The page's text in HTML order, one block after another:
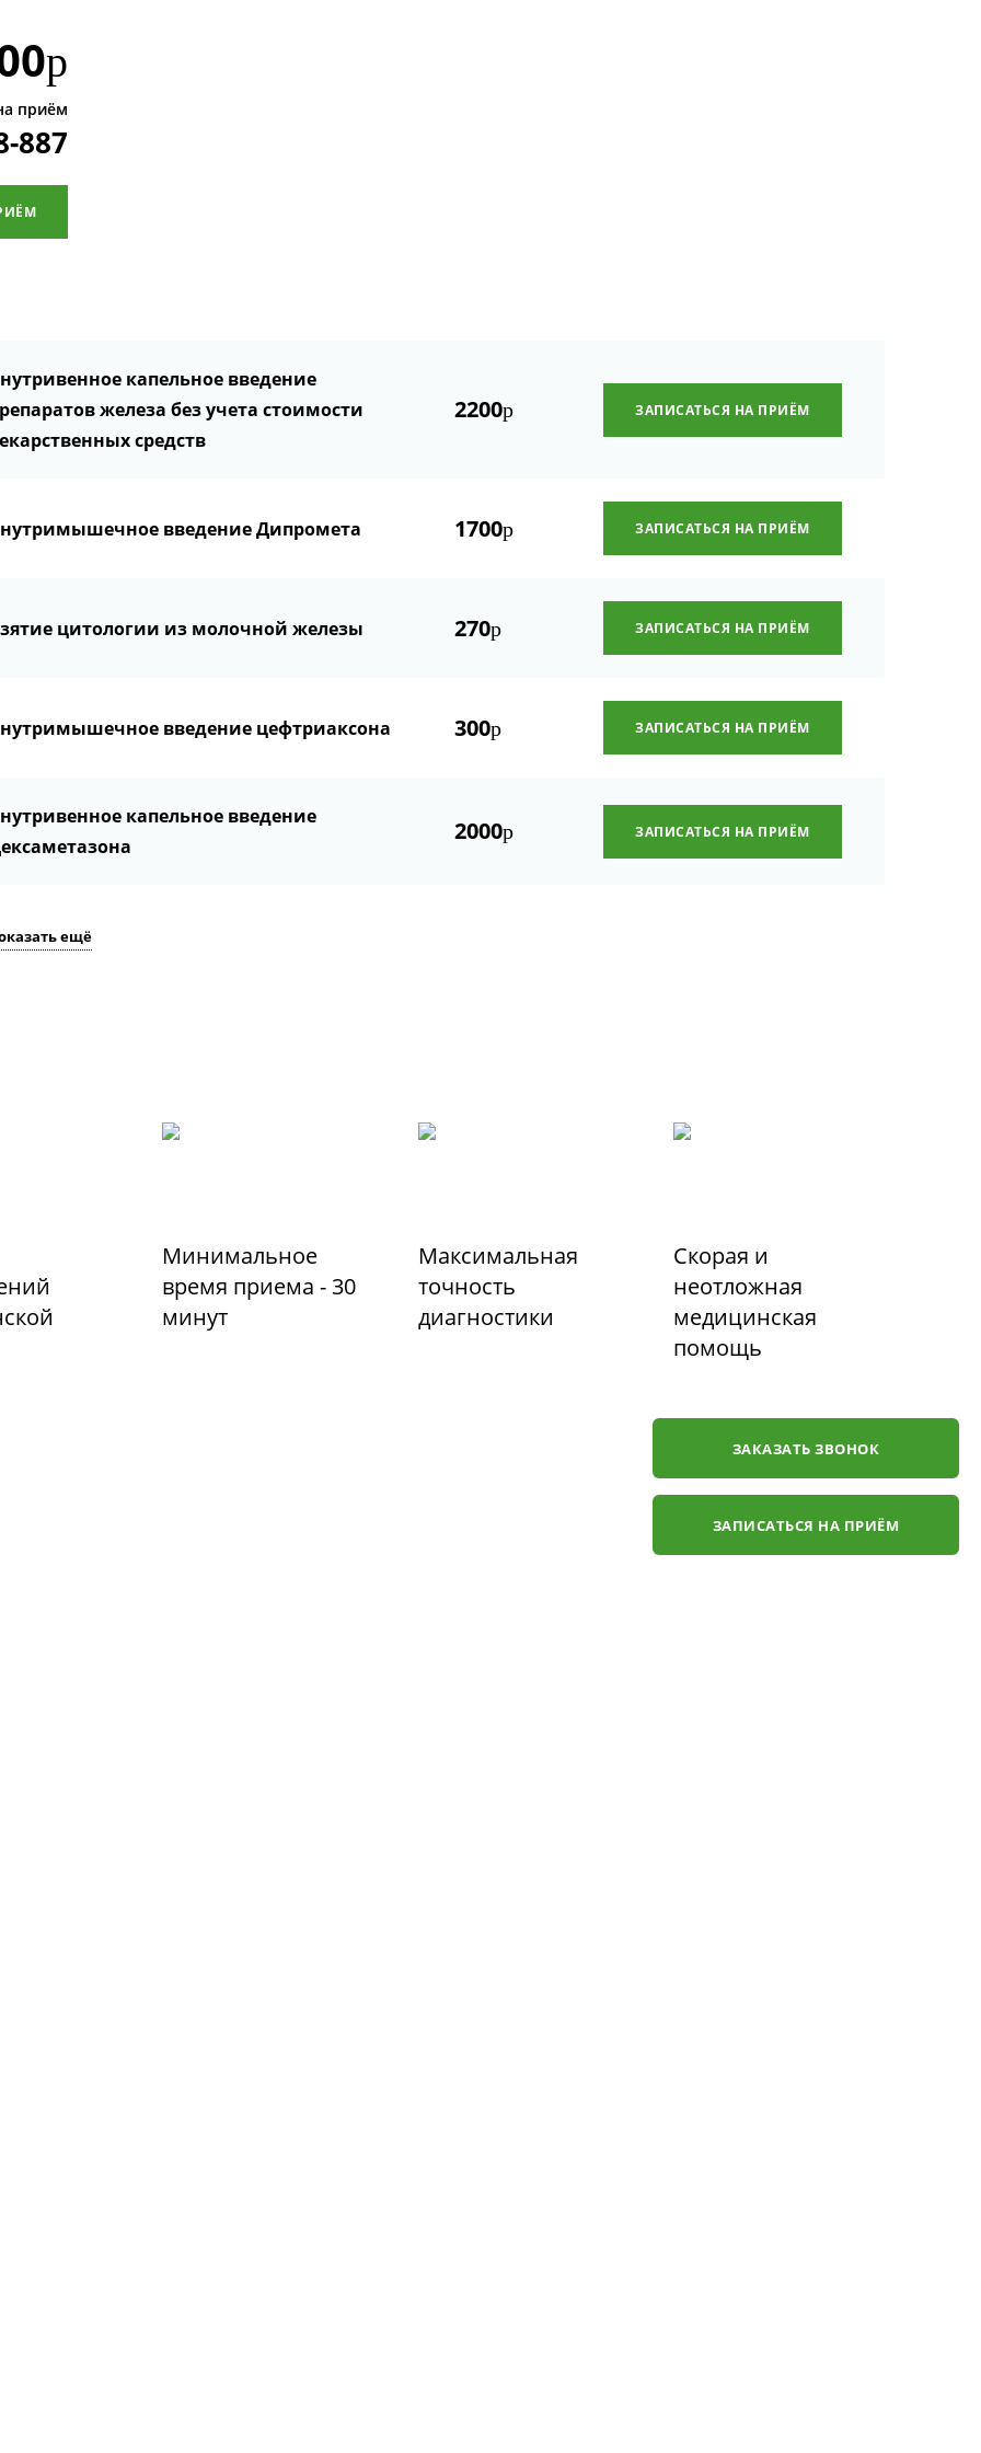
р
приём
887
капельное введение
железа без учета стоимости
средств
2200р ЗАПИСАТЬСЯ НА ПРИЁМ
введение Дипромета 1700р ЗАПИСАТЬСЯ НА ПРИЁМ
цитологии из молочной железы 270р ЗАПИСАТЬСЯ НА ПРИЁМ
введение цефтриаксона 300р ЗАПИСАТЬСЯ НА ПРИЁМ
капельное введение
2000р ЗАПИСАТЬСЯ НА ПРИЁМ
ещё
Минимальное
время приема - 30
минут
Максимальная
точность
диагностики
Скорая и
неотложная
медицинская
помощь
ЗАКАЗАТЬ ЗВОНОК
ЗАПИСАТЬСЯ НА ПРИЁМ